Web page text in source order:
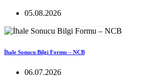
05.08.2026
İhale Sonucu Bilgi Formu – NCB
06.07.2026